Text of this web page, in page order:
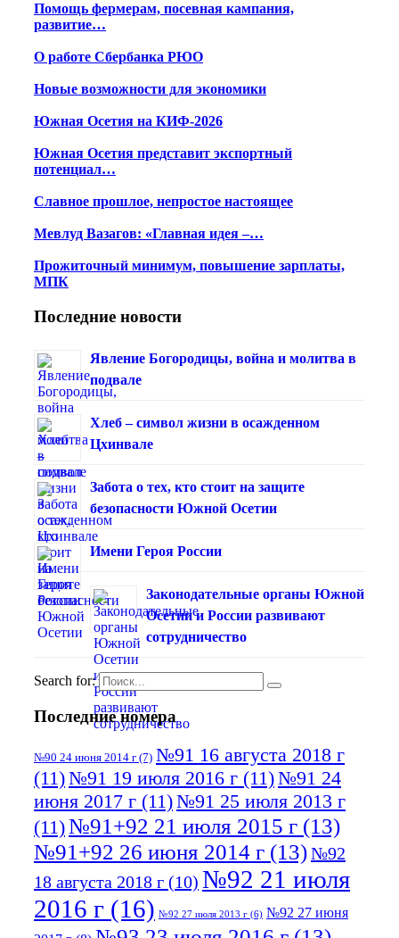
Помощь фермерам, посевная кампания,
развитие…
О работе Сбербанка РЮО
Новые возможности для экономики
Южная Осетия на КИФ-2026
Южная Осетия представит экспортный
потенциал…
Славное прошлое, непростое настоящее
Мевлуд Вазагов: «Главная идея –…
Прожиточный минимум, повышение зарплаты,
МПК
Последние новости
Явление Богородицы, война и молитва в
подвале
Хлеб – символ жизни в осажденном
Цхинвале
Забота о тех, кто стоит на защите
безопасности Южной Осетии
Имени Героя России
Законодательные органы Южной
Осетии и России развивают
сотрудничество
Search for:
Последние номера
№90 24 июня 2014 г (7) №91 16 августа 2018 г
(11)№91 19 июля 2016 г (11)№91 24
июня 2017 г (11)№91 25 июля 2013 г
(11)№91+92 21 июля 2015 г (13)
№91+92 26 июня 2014 г (13)№92
18 августа 2018 г (10) №92 21 июля
2016 г (16) №92 27 июля 2013 г (6) №92 27 июня